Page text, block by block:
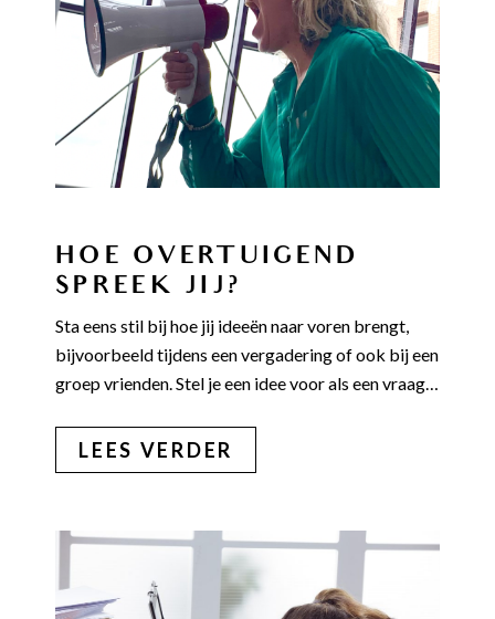
HOE OVERTUIGEND
SPREEK JIJ?
Sta eens stil bij hoe jij ideeën naar voren brengt,
bijvoorbeeld tijdens een vergadering of ook bij een
groep vrienden. Stel je een idee voor als een vraag…
LEES VERDER